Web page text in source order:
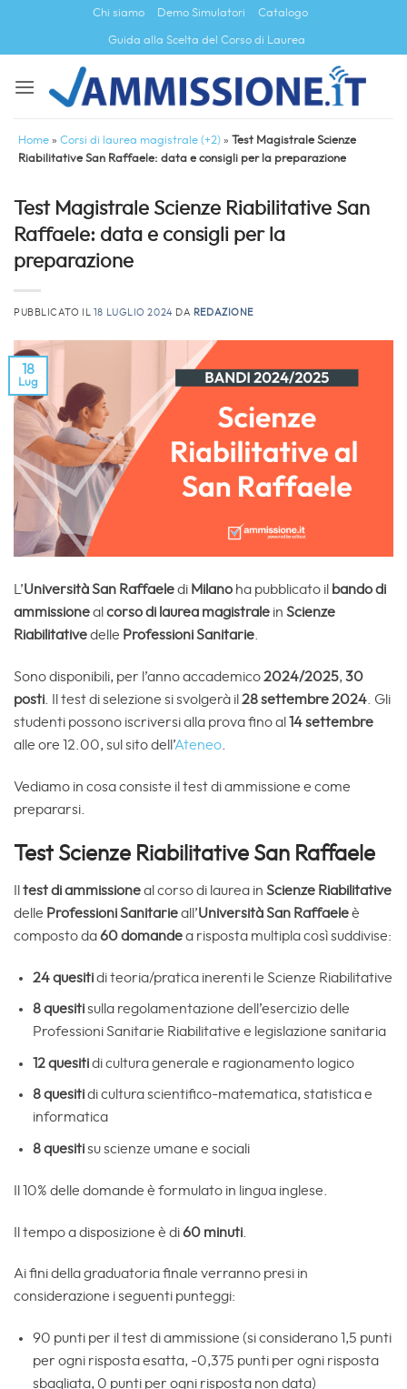
contenuti
Chi siamo Demo Simulatori Catalogo
Guida alla Scelta del Corso di Laurea
Home » Corsi di laurea magistrale (+2) » Test Magistrale Scienze
Riabilitative San Raffaele: data e consigli per la preparazione
Test Magistrale Scienze Riabilitative San
Raffaele: data e consigli per la
preparazione
PUBBLICATO IL 18 LUGLIO 2024 DA REDAZIONE
18
Lug
L’Università San Raffaeledi Milano ha pubblicato il bando di
ammissioneal corso di laurea magistrale in Scienze
Riabilitativedelle Professioni Sanitarie.
Sono disponibili, per l’anno accademico2024/2025, 30
posti . Il test di selezione si svolgerà il 28 settembre 2024 . Gli
studenti possono iscriversi alla prova fino al 14 settembre
alle ore 12.00, sul sito dell’Ateneo
Vediamo in cosa consiste il test di ammissione e come
prepararsi.
Test Scienze Riabilitative San Raffaele
test di ammissioneal corso di laurea in Scienze Riabilitative
delle Professioni Sanitarieall’Università San Raffaeleè
composto da60 domandea risposta multipla così suddivise:
24 quesitidi teoria/pratica inerenti le Scienze Riabilitative
8 quesitisulla regolamentazione dell’esercizio delle
Professioni Sanitarie Riabilitative e legislazione sanitaria
12 quesitidi cultura generale e ragionamento logico
8 quesitidi cultura scientifico-matematica, statistica e
informatica
8 quesitisu scienze umane e sociali
Il 10% delle domande è formulato in lingua inglese.
Il tempo a disposizione è di60 minuti
Ai fini della graduatoria finale verranno presi in
considerazione i seguenti punteggi:
90 punti per il test di ammissione (si considerano 1,5 punti
per ogni risposta esatta, -0,375 punti per ogni risposta
sbagliata, 0 punti per ogni risposta non data)